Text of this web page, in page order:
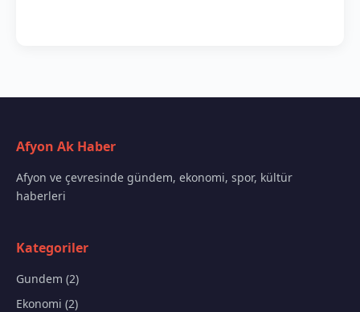
Afyon Ak Haber
Afyon ve çevresinde gündem, ekonomi, spor, kültür
haberleri
Kategoriler
Gundem (2)
Ekonomi (2)